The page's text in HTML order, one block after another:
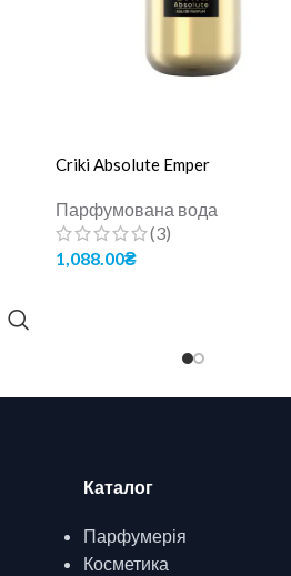
Criki Absolute Emper
Парфумована вода
(3)
1,088.00₴
Каталог
Парфумерія
Косметика